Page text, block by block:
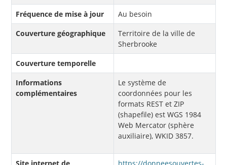
Fréquence de mise à jour
Au besoin
Couverture géographique
Territoire de la ville de
Sherbrooke
Couverture temporelle
Informations
complémentaires
Le système de
coordonnées pour les
formats REST et ZIP
(shapefile) est WGS 1984
Web Mercator (sphère
auxiliaire), WKID 3857.